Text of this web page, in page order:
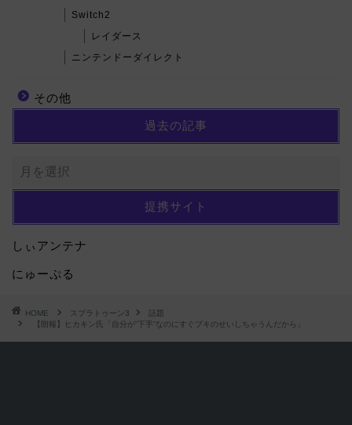
Switch2
レイダース
ニンテンドーダイレクト
その他
過去の記事
提携サイト
しぃアンテナ
にゅーぷる
HOME スプラトゥーン3
話題
【朗報】ヒカキン氏「自分が”下手”なのにすぐブキのせいしちゃうんだから」